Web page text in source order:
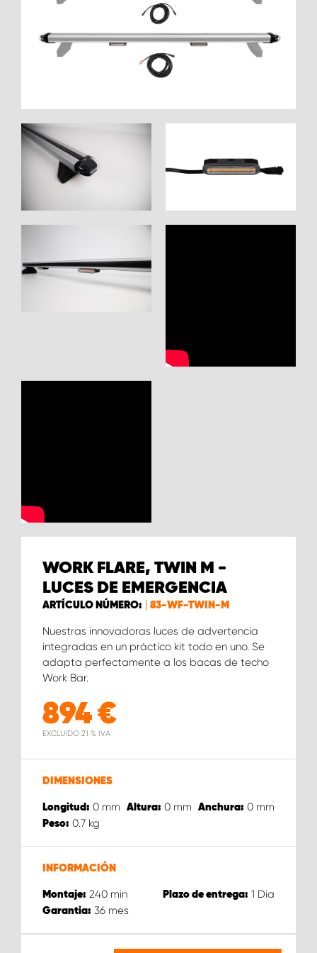
WORK FLARE, TWIN M -
LUCES DE EMERGENCIA
ARTÍCULO NÚMERO: 83-WF-TWIN-M
Nuestras innovadoras luces de advertencia
integradas en un práctico kit todo en uno. Se
adapta perfectamente a los bacas de techo
Work Bar.
894€
EXCLUIDO 21 % IVA
DIMENSIONES
Longitud: 0 mm Altura: 0 mm Anchura: 0 mm
Peso: 0.7 kg
INFORMACIÓN
Montaje: 240 min Plazo de entrega: 1 Dia
Garantia: 36 mes